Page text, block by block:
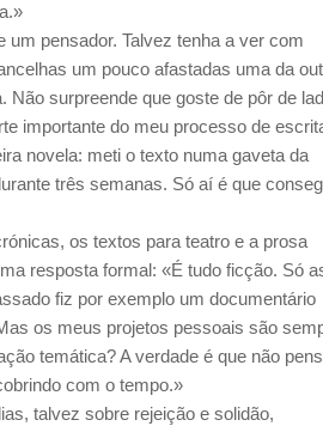
pensador. Talvez tenha a ver com
um pouco afastadas uma da
Não surpreende que goste de pôr de
importante do meu processo de
novela: meti o texto numa gaveta da
três semanas. Só aí é que
os textos para teatro e a prosa
resposta formal: «É tudo ficção. Só
fiz por exemplo um documentário
os meus projetos pessoais são
temática? A verdade é que não
com o tempo.»
talvez sobre rejeição e solidão,